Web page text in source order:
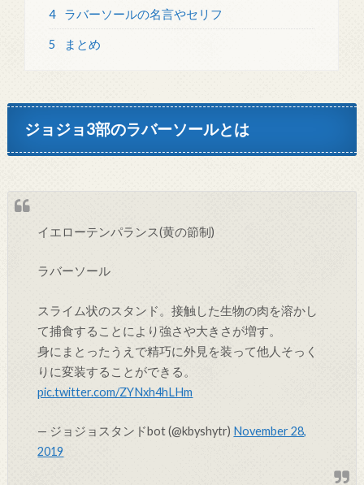
4 ラバーソールの名言やセリフ
5 まとめ
ジョジョ3部のラバーソールとは
イエローテンパランス(黄の節制)
ラバーソール
スライム状のスタンド。接触した生物の肉を溶かし
て捕食することにより強さや大きさが増す。
身にまとったうえで精巧に外見を装って他人そっく
りに変装することができる。
pic.twitter.com/ZYNxh4hLHm
— ジョジョスタンドbot (@kbyshytr) November 28,
2019